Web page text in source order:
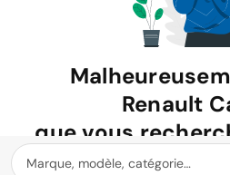
Renault
que vous